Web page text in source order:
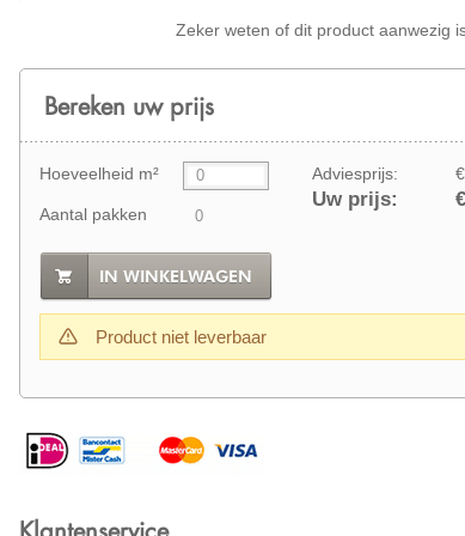
Zeker weten of dit product aanwezig
Bereken uw prijs
Hoeveelheid m²
Aantal pakken
Adviesprijs:
Uw prijs:
IN WINKELWAGEN
Product niet leverbaar